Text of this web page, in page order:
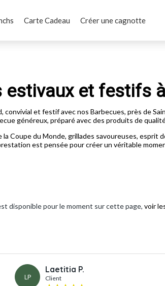
Carte Cadeau Créer une cagnotte
estivaux et festifs
convivial et festif avec nos Barbecues, près de
généreux, préparé avec des produits de
Coupe du Monde, grillades savoureuses, esprit
est pensée pour créer un véritable
disponible pour le moment sur cette page, voir
LP
Laetitia P.
Client